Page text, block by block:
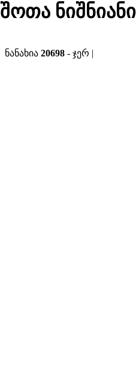
შოთა
ნანახია 20698 - ჯერ |